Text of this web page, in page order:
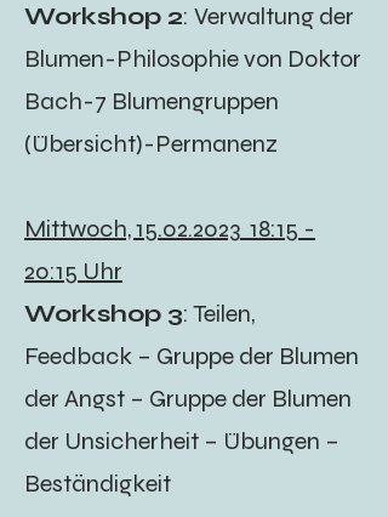
Workshop 2: Verwaltung der
Blumen-Philosophie von Doktor
Bach-7 Blumengruppen
(Übersicht)-Permanenz
Mittwoch,15.02.2023 18:15 -
20:15 Uhr
Workshop 3: Teilen,
Feedback – Gruppe der Blumen
der Angst – Gruppe der Blumen
der Unsicherheit – Übungen –
Beständigkeit